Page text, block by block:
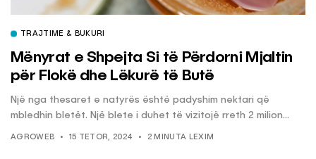
TRAJTIME & BUKURI
Mënyrat e Shpejta Si të Përdorni Mjaltin
për Flokë dhe Lëkurë të Butë
Një nga thesaret e natyrës është padyshim nektari që
mbledhin bletët. Një blete i duhet të vizitojë rreth 2 milion...
AGROWEB 15 TETOR, 2024 2 MINUTA LEXIM